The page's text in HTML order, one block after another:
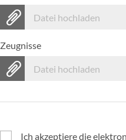
Datei hochladen
Zeugnisse
Datei hochladen
Ich akzeptiere die